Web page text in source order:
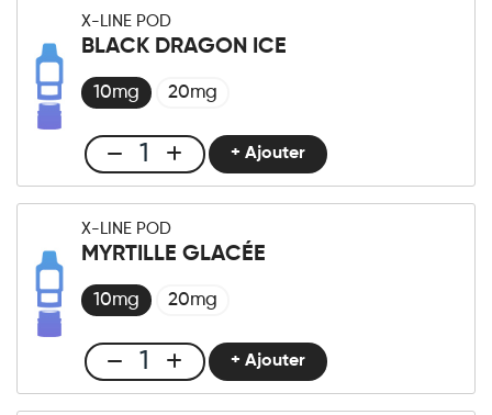
LINE
-
Pomme
quantité
X-LINE POD
BLACK DRAGON ICE
10mg 20mg
Club
X-
LINE
-
Black
Ice
quantité
+ Ajouter
X-LINE POD
MYRTILLE GLACÉE
10mg 20mg
Club
X-
+ Ajouter